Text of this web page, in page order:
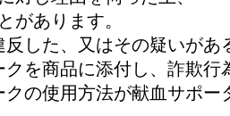
があります。
反した、又はその疑いが
を商品に添付し、詐欺行
の使用方法が献血サポー